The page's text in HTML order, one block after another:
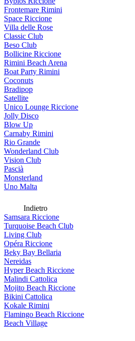
Frontemare Rimini
Space Riccione
Villa delle Rose
Classic Club
Beso Club
Bollicine Riccione
Rimini Beach Arena
Boat Party Rimini
Coconuts
Bradipop
Satellite
Unico Lounge Riccione
Jolly Disco
Blow Up
Carnaby Rimini
Rio Grande
Wonderland Club
Vision Club
Pascià
Monsterland
Uno Malta
Indietro
Samsara Riccione
Turquoise Beach Club
Living Club
Opéra Riccione
Beky Bay Bellaria
Nereidas
Hyper Beach Riccione
Malindi Cattolica
Mojito Beach Riccione
Bikini Cattolica
Kokale Rimini
Flamingo Beach Riccione
Beach Village